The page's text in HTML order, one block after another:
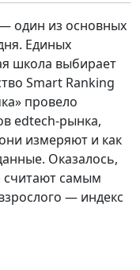
один из основных
Единых
школа выбирает
Smart Ranking
провело
edtech-рынка,
измеряют и как
Оказалось,
считают самым
— индекс